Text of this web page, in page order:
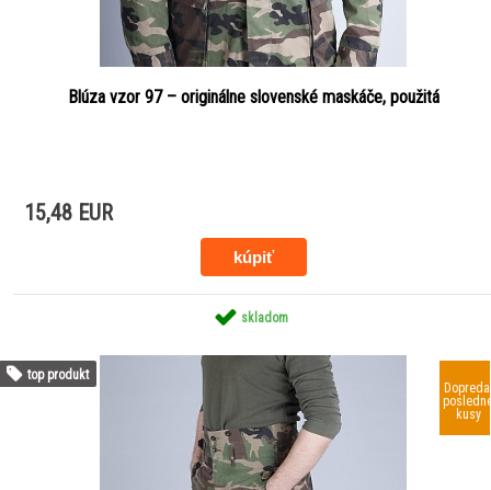
Blúza vzor 97 – originálne slovenské maskáče, použitá
15,48 EUR
skladom
top produkt
kusy